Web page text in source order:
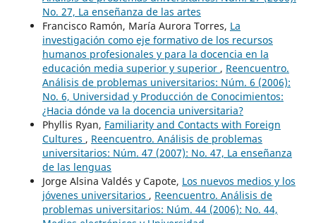
No. 27, La enseñanza de las artes
Francisco Ramón, María Aurora Torres, La
investigación como eje formativo de los recursos
humanos profesionales y para la docencia en la
educación media superior y superior , Reencuentro.
Análisis de problemas universitarios: Núm. 6 (2006):
No. 6, Universidad y Producción de Conocimientos:
¿Hacia dónde va la docencia universitaria?
Phyllis Ryan, Familiarity and Contacts with Foreign
Cultures , Reencuentro. Análisis de problemas
universitarios: Núm. 47 (2007): No. 47, La enseñanza
de las lenguas
Jorge Alsina Valdés y Capote, Los nuevos medios y los
jóvenes universitarios , Reencuentro. Análisis de
problemas universitarios: Núm. 44 (2006): No. 44,